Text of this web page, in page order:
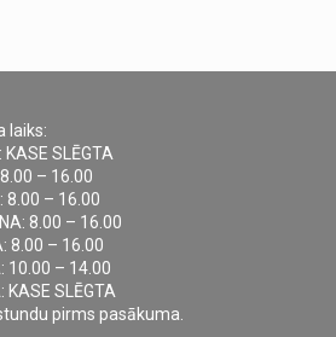
laiks:
KASE SLĒGTA
– 16.00
8.00 – 16.00
8.00 – 16.00
8.00 – 16.00
10.00 – 14.00
KASE SLĒGTA
pirms pasākuma.